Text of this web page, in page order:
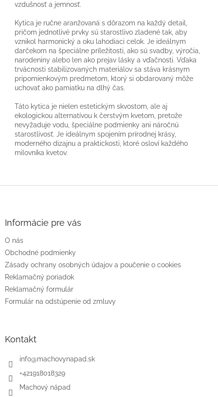
vzdušnosť a jemnosť.
Kytica je ručne aranžovaná s dôrazom na každý detail,
pričom jednotlivé prvky sú starostlivo zladené tak, aby
vznikol harmonický a oku lahodiaci celok. Je ideálnym
darčekom na špeciálne príležitosti, ako sú svadby, výročia,
narodeniny alebo len ako prejav lásky a vďačnosti. Vďaka
trvácnosti stabilizovaných materiálov sa stáva krásnym
pripomienkovým predmetom, ktorý si obdarovaný môže
uchovať ako pamiatku na dlhý čas.
Táto kytica je nielen estetickým skvostom, ale aj
ekologickou alternatívou k čerstvým kvetom, pretože
nevyžaduje vodu, špeciálne podmienky ani náročnú
starostlivosť. Je ideálnym spojením prírodnej krásy,
moderného dizajnu a praktickosti, ktoré osloví každého
milovníka kvetov.
e
Informácie pre vás
O nás
Obchodné podmienky
Zásady ochrany osobných údajov a poučenie o cookies
Reklamačný poriadok
Reklamačný formulár
Formulár na odstúpenie od zmluvy
Kontakt
info@machovynapad.sk
+421918018329
Machový nápad